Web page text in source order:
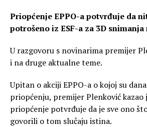
Priopćenje EPPO-a potvrđuje da
potrošeno iz ESF-a za 3D
U razgovoru s novinarima premijer
i na druge aktualne teme.
Upitan o akciji EPPO-a o kojoj su
priopćenju, premijer Plenković kazao
priopćenje potvrđuje da je sve ono
govorili o tom slučaju istina.